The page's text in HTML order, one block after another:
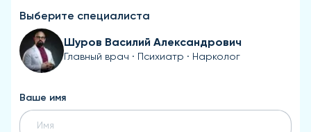
Выберите специалиста
Шуров Василий Александрович
Главный врач · Психиатр · Нарколог
Ваше имя